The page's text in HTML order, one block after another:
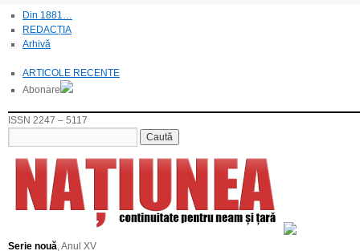
Din 1881…
REDACȚIA
Arhivă
ARTICOLE RECENTE
Abonare
ISSN 2247 – 5117
Serie nouă, Anul XV